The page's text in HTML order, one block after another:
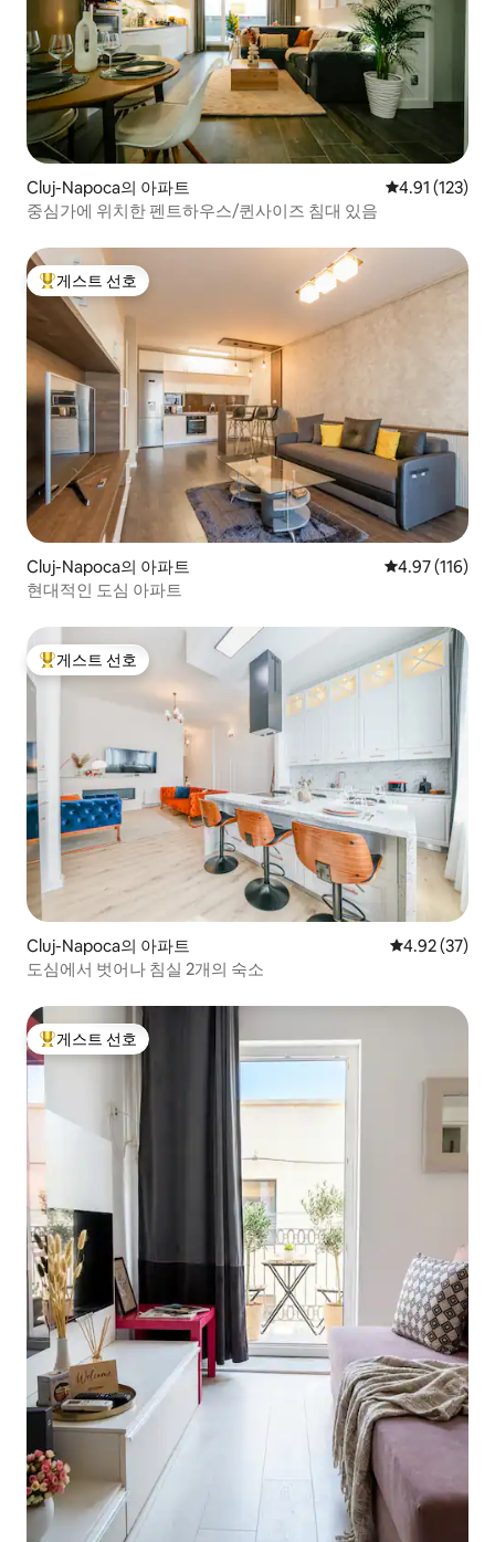
Cluj-Napoca의 아파트 평점 4.91점(5
4.91 (123)
중심가에 위치한 펜트하우스/퀸사이즈 침대 있음
상위 게스트 선호
게스트 선호
Cluj-Napoca의 아파트 평점 4.97점(5
4.97 (116)
현대적인 도심 아파트
상위 게스트 선호
게스트 선호
Cluj-Napoca의 아파트 평점 4.92점(5
4.92 (37)
도심에서 벗어나 침실 2개의 숙소
상위 게스트 선호
게스트 선호